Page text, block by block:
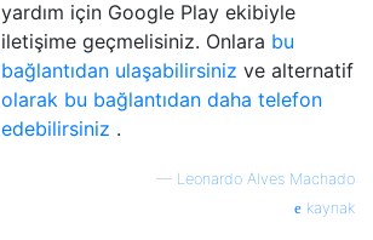
yardım için Google Play ekibiyle
iletişime geçmelisiniz. Onlara bu
bağlantıdan ulaşabilirsiniz ve alternatif
olarak bu bağlantıdan daha telefon
edebilirsiniz .
— Leonardo Alves Machado
kaynak